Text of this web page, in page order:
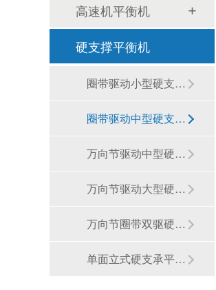
高速机平衡机
硬支撑平衡机
圈带驱动小型硬支承平衡机
圈带驱动中型硬支承平衡机
万向节驱动中型硬支承平衡机
万向节驱动大型硬支承平衡机
万向节圈带双驱硬支承平衡机
单面立式硬支承平衡机
降本增效成刚需？赛德克SDK-AT20如何帮厂商压缩生产成本？